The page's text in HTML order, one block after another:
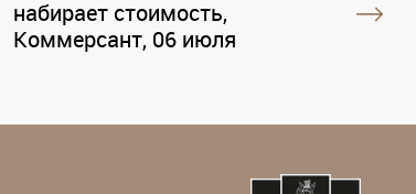
набирает стоимость,
Коммерсант, 06 июля